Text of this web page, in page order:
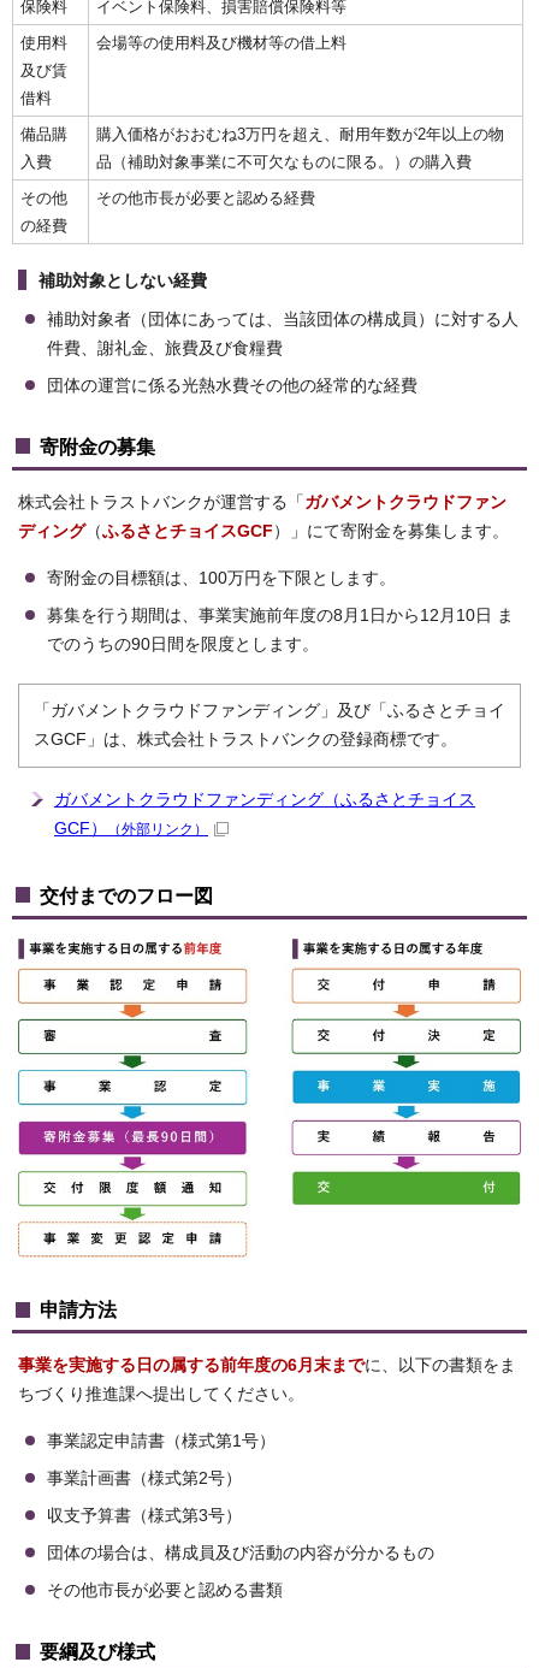
保険料
イベント保険料、損害賠償保険料等
使用料
及び賃
借料
会場等の使用料及び機材等の借上料
備品購
入費
購入価格がおおむね3万円を超え、耐用年数が2年以上の物
品（補助対象事業に不可欠なものに限る。）の購入費
その他
の経費
その他市長が必要と認める経費
補助対象としない経費
補助対象者（団体にあっては、当該団体の構成員）に対する人
件費、謝礼金、旅費及び食糧費
団体の運営に係る光熱水費その他の経常的な経費
寄附金の募集
株式会社トラストバンクが運営する「 ガバメントクラウドファン
ディング（ふるさとチョイスGCF ）」にて寄附金を募集します。
寄附金の目標額は、100万円を下限とします。
募集を行う期間は、事業実施前年度の8月1日から12月10日 ま
でのうちの90日間を限度とします。
「ガバメントクラウドファンディング」及び「ふるさとチョイ
スGCF」は、株式会社トラストバンクの登録商標です。
ガバメントクラウドファンディング（ふるさとチョイス
GCF）
（外部リンク）
交付までのフロー図
申請方法
事業を実施する日の属する前年度の6月末までに、以下の書類をま
ちづくり推進課へ提出してください。
事業認定申請書（様式第1号）
事業計画書（様式第2号）
収支予算書（様式第3号）
団体の場合は、構成員及び活動の内容が分かるもの
その他市長が必要と認める書類
要綱及び様式